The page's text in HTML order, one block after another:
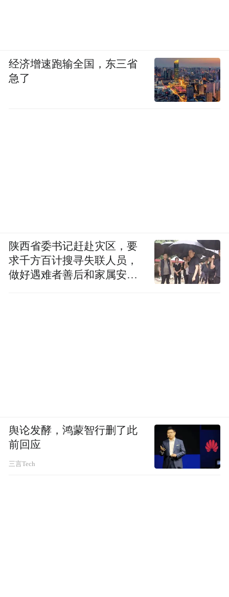
经济增速跑输全国，东三省
急了
陕西省委书记赶赴灾区，要
求千方百计搜寻失联人员，
做好遇难者善后和家属安抚
舆论发酵，鸿蒙智行删了此
前回应
三言Tech